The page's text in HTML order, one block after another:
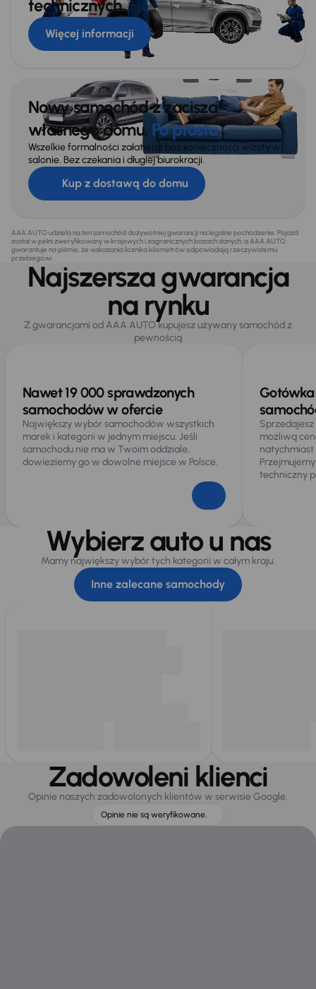
technicznych
Więcej informacji
Nowy samochód z zacisza
własnego domu. Po prostu.
Wszelkie formalności załatwisz bez konieczności wizyty w
salonie. Bez czekania i długiej biurokracji.
Kup z dostawą do domu
AAA AUTO udziela na ten samochód dożywotniej gwarancji na legalne pochodzenie. Pojazd
został w pełni zweryfikowany w krajowych i zagranicznych bazach danych, a AAA AUTO
gwarantuje na piśmie, że wskazania licznika kilometrów odpowiadają rzeczywistemu
przebiegowi.
Najszersza gwarancja
na rynku
Z gwarancjami od AAA AUTO kupujesz używany samochód z
pewnością
Nawet 19 000 sprawdzonych
samochodów w ofercie
Największy wybór samochodów wszystkich
marek i kategorii w jednym miejscu. Jeśli
samochodu nie ma w Twoim oddziale,
dowieziemy go w dowolne miejsce w Polsce.
możliwą
techniczny
Wybierz auto u nas
Mamy największy wybór tych kategorii w całym kraju.
Inne zalecane samochody
Zadowoleni klienci
Opinie naszych zadowolonych klientów w serwisie Google.
Opinie nie są weryfikowane.